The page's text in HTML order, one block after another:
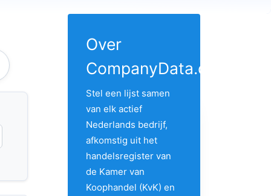
Over
CompanyData.com
Stel een lijst samen
van elk actief
Nederlands bedrijf,
afkomstig uit het
handelsregister van
de Kamer van
Koophandel (KvK) en